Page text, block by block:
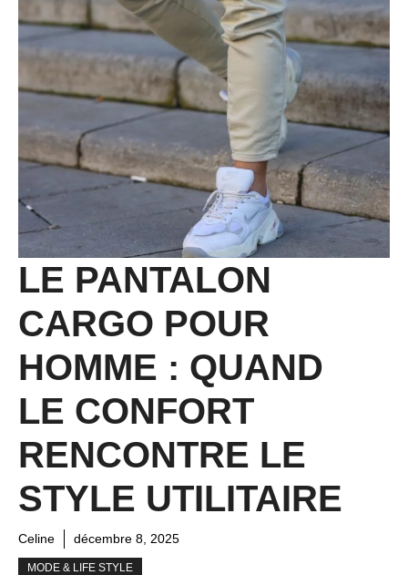
LE PANTALON
CARGO POUR
HOMME : QUAND
LE CONFORT
RENCONTRE LE
STYLE UTILITAIRE
Celine décembre 8, 2025
MODE & LIFE STYLE